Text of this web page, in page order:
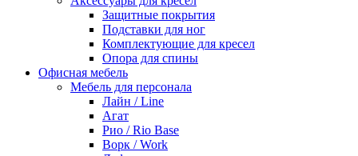
Защитные покрытия
Подставки для ног
Комплектующие для кресел
Опора для спины
Офисная мебель
Мебель для персонала
Лайн / Line
Агат
Рио / Rio Base
Ворк / Work